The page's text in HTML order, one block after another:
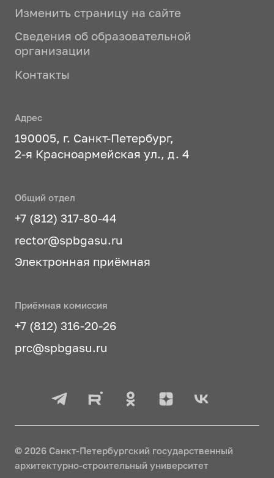
Изменить страницу на сайте
Сведения об образовательной
организации
Контакты
Адрес
190005, г. Санкт-Петербург,
2-я Красноармейская ул., д. 4
Общий отдел
+7 (812) 317-80-44
rector@spbgasu.ru
Электронная приёмная
Приёмная комиссия
+7 (812) 316-20-26
prc@spbgasu.ru
© 2026 Санкт-Петербургский государственный
архитектурно-строительный университет